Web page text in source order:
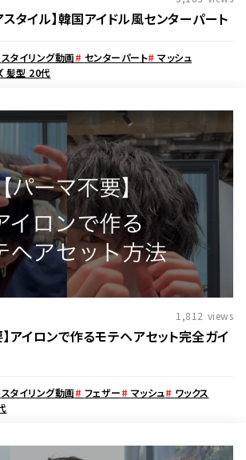
スタイル】韓国アイドル風センターパート
スタイリング動画# センターパート# マッシュ
髪型 20代
1,812 views
】アイロンで作るモテヘアセット完全ガイ
スタイリング動画# フェザー# マッシュ# ワックス